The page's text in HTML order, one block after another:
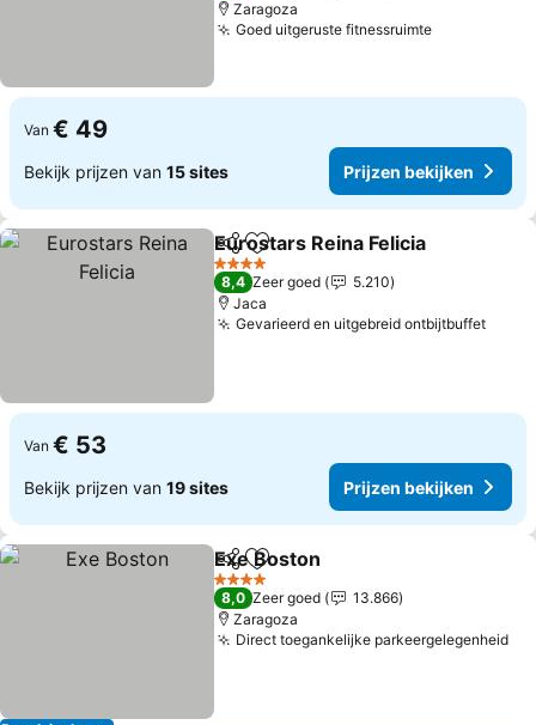
Zaragoza
Goed uitgeruste fitnessruimte
Van € 49
Bekijk prijzen van 15 sites Prijzen bekijken
DelenToevoegen aan favorieten
Eurostars Reina Felicia
4 Sterren
8,4 Zeer goed
5.210
Jaca
Gevarieerd en uitgebreid ontbijtbuffet
Van € 53
Bekijk prijzen van 19 sites Prijzen bekijken
DelenToevoegen aan favorieten
Exe Boston
4 Sterren
8,0 Zeer goed
13.866
Zaragoza
Direct toegankelijke parkeergelegenheid